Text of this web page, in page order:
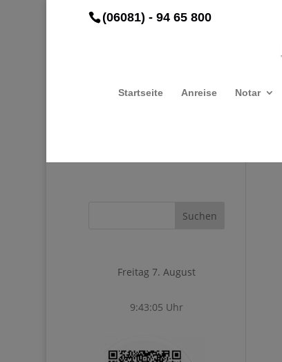
(06081) - 94 65 800
Startseite Anreise Notar
Freitag 7. August
9:43:05 Uhr